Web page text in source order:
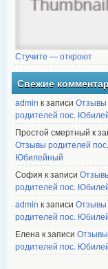
Стучите — откроют
Свежие
admin к записи Отзывы
родителей пос.
Простой смертный к
Отзывы родителей пос.
Юбилейный
София к записи
родителей пос.
admin к записи Отзывы
родителей пос.
Елена к записи Отзывы
родителей пос.